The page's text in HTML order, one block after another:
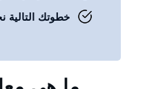
خطوتك التالية